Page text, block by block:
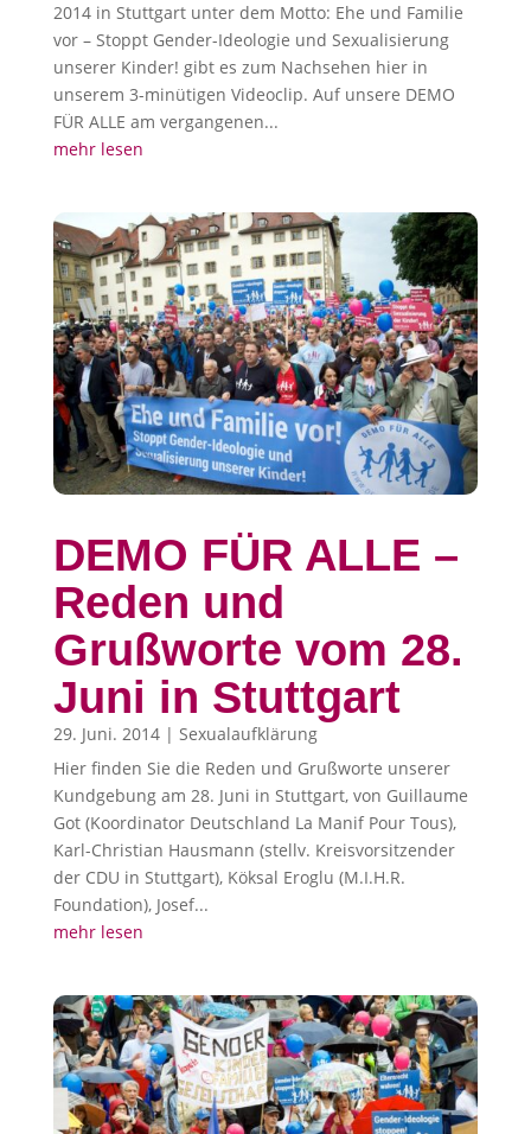
2014 in Stuttgart unter dem Motto: Ehe und Familie
vor – Stoppt Gender-Ideologie und Sexualisierung
unserer Kinder! gibt es zum Nachsehen hier in
unserem 3-minütigen Videoclip. Auf unsere DEMO
FÜR ALLE am vergangenen...
mehr lesen
DEMO FÜR ALLE –
Reden und
Grußworte vom 28.
Juni in Stuttgart
29. Juni. 2014| Sexualaufklärung
Hier finden Sie die Reden und Grußworte unserer
Kundgebung am 28. Juni in Stuttgart, von Guillaume
Got (Koordinator Deutschland La Manif Pour Tous),
Karl-Christian Hausmann (stellv. Kreisvorsitzender
der CDU in Stuttgart), Köksal Eroglu (M.I.H.R.
Foundation), Josef...
mehr lesen